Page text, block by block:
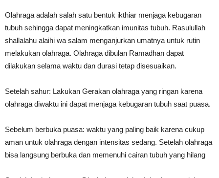
Olahraga adalah salah satu bentuk ikthiar menjaga kebugaran
tubuh sehingga dapat meningkatkan imunitas tubuh. Rasulullah
shallalahu alaihi wa salam menganjurkan umatnya untuk rutin
melakukan olahraga. Olahraga dibulan Ramadhan dapat
dilakukan selama waktu dan durasi tetap disesuaikan.
Setelah sahur: Lakukan Gerakan olahraga yang ringan karena
olahraga diwaktu ini dapat menjaga kebugaran tubuh saat puasa.
Sebelum berbuka puasa: waktu yang paling baik karena cukup
aman untuk olahraga dengan intensitas sedang. Setelah olahraga
bisa langsung berbuka dan memenuhi cairan tubuh yang hilang